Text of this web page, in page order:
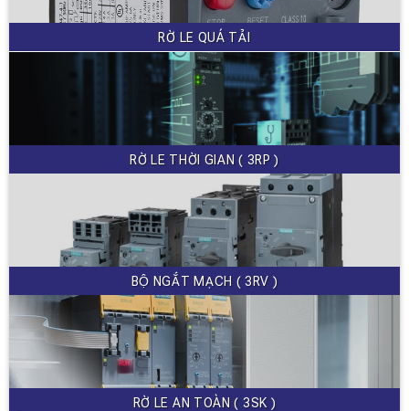
RỜ LE QUÁ TẢI
RỜ LE THỜI GIAN ( 3RP )
BỘ NGẮT MẠCH ( 3RV )
RỜ LE AN TOÀN ( 3SK )